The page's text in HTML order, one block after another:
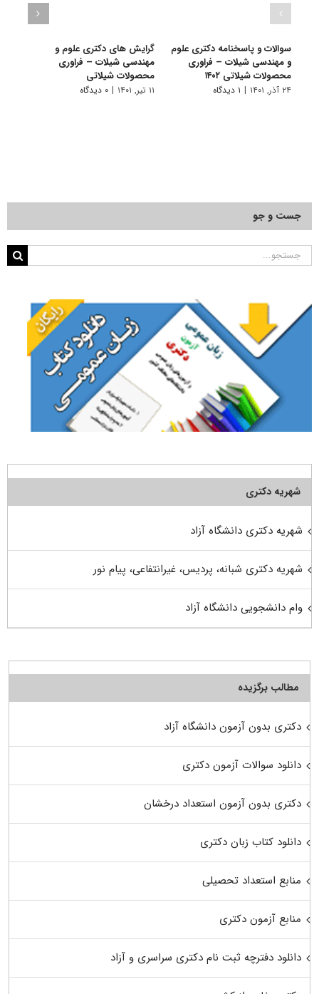
سوالات و پاسخنامه دکتری علوم
و مهندسی شیلات – فراوری
محصولات شیلاتی ۱۴۰۲
۲۴ آذر, ۱۴۰۱ | ۱ دیدگاه
گرایش های دکتری علوم و
مهندسی شیلات – ﻓﺮاوری
ﻣﺤﺼﻮﻻت شیلاتی
۱۱ تیر, ۱۴۰۱ | ۰ دیدگاه
جست و جو
جستجو
شهریه دکتری
شهریه دکتری دانشگاه آزاد
شهریه دکتری شبانه، پردیس، غیرانتفاعی، پیام نور
وام دانشجویی دانشگاه آزاد
مطالب برگزیده
دکتری بدون آزمون دانشگاه آزاد
دانلود سوالات آزمون دکتری
دکتری بدون آزمون استعداد درخشان
دانلود کتاب زبان دکتری
منابع استعداد تحصیلی
منابع آزمون دکتری
دانلود دفترچه ثبت نام دکتری سراسری و آزاد